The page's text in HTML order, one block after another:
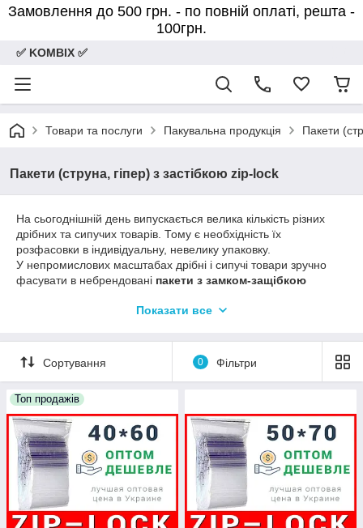
Замовлення до 500 грн. - по повній оплаті, решта -
100грн.
✅ KOMBIX ✅
Товари та послуги Пакувальна продукція Пакети
Пакети (струна, гіпер) з застібкою zip-lock
На сьогоднішній день випускається велика кількість різних
дрібних та сипучих товарів. Тому є необхідність їх
розфасовки в індивідуальну, невелику упаковку.
У непромислових масштабах дрібні і сипучі товари зручно
фасувати в небрендовані пакети з замком-защібкою
Пакети з замком zip-lockпрозорі і їх можна використовувати
В нашому магазині kombix.com.ua ми постаралися
представити найширший асортимент пакувальних
кульочки zip-lock
за демократичними цінами з можливістю
Показати все
Сортування 0 Фільтри
Топ продажів